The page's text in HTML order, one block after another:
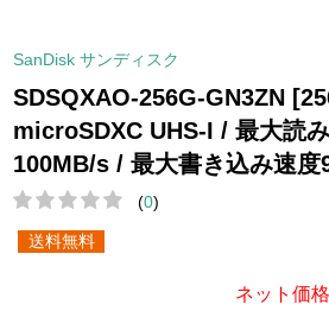
SanDisk サンディスク
SDSQXAO-256G-GN3ZN
microSDXC UHS-I / 最大読
100MB/s / 最大書き込み速度
(0)
送料無料
ネット価格